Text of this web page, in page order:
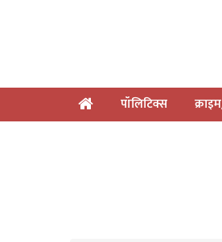
पॉलिटिक्स